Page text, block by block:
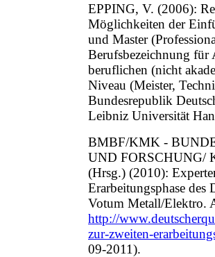
EPPING, V. (2006):
Möglichkeiten der
und Master
Berufsbezeichnung für
beruflichen (nicht
Niveau (Meister,
Bundesrepublik
Leibniz Universität
BMBF/KMK -
UND FORSCHUNG/
(Hrsg.) (2010):
Erarbeitungsphase des
Votum Metall/Elektro.
http://
zur-zweiten-
09-2011).